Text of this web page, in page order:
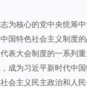
为核心的党中央统筹
国特色社会主义制度
表大会制度的一系列
成为习近平新时代中
会主义民主政治和人